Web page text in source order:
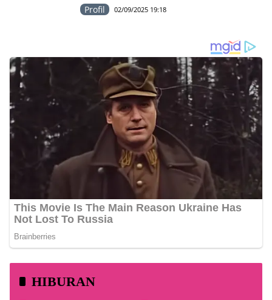
Profil 02/09/2025 19:18
HIBURAN